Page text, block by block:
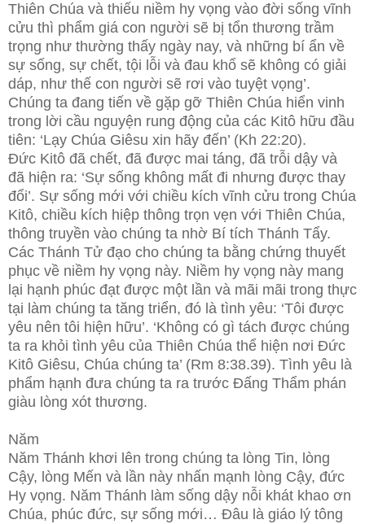
Thiên Chúa và thiếu niềm hy vọng vào đời sống vĩnh
cửu thì phẩm giá con người sẽ bị tổn thương trầm
trọng như thường thấy ngày nay, và những bí ẩn về
sự sống, sự chết, tội lỗi và đau khổ sẽ không có giải
dáp, như thế con người sẽ rơi vào tuyệt vọng’.
Chúng ta đang tiến về gặp gỡ Thiên Chúa hiển vinh
trong lời cầu nguyện rung động của các Kitô hữu đầu
tiên: ‘Lạy Chúa Giêsu xin hãy đến’ (Kh 22:20).
Đức Kitô đã chết, đã được mai táng, đã trỗi dậy và
đã hiện ra: ‘Sự sống không mất đi nhưng được thay
đổi’. Sự sống mới với chiều kích vĩnh cửu trong Chúa
Kitô, chiều kích hiệp thông trọn vẹn với Thiên Chúa,
thông truyền vào chúng ta nhờ Bí tích Thánh Tẩy.
Các Thánh Tử đạo cho chúng ta bằng chứng thuyết
phục về niềm hy vọng này. Niềm hy vọng này mang
lại hạnh phúc đạt được một lần và mãi mãi trong thực
tại làm chúng ta tăng triển, đó là tình yêu: ‘Tôi được
yêu nên tôi hiện hữu’. ‘Không có gì tách được chúng
ta ra khỏi tình yêu của Thiên Chúa thể hiện nơi Đức
Kitô Giêsu, Chúa chúng ta’ (Rm 8:38.39). Tình yêu là
phẩm hạnh đưa chúng ta ra trước Đấng Thẩm phán
giàu lòng xót thương.
Năm
Năm Thánh khơi lên trong chúng ta lòng Tin, lòng
Cậy, lòng Mến và lần này nhấn mạnh lòng Cậy, đức
Hy vọng. Năm Thánh làm sống dậy nỗi khát khao ơn
Chúa, phúc đức, sự sống mới… Đâu là giáo lý tông